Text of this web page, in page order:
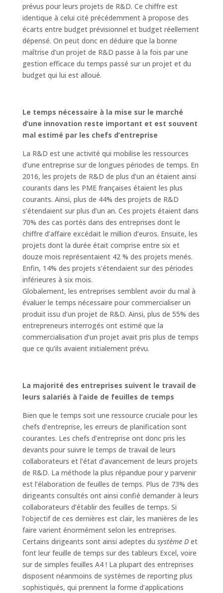
prévus pour leurs projets de R&D. Ce chiffre est
identique à celui cité précédemment à propose des
écarts entre budget prévisionnel et budget réellement
dépensé. On peut donc en déduire que la bonne
maîtrise d’un projet de R&D passe à la fois par une
gestion efficace du temps passé sur un projet et du
budget qui lui est alloué.
Le temps nécessaire à la mise sur le marché
d’une innovation reste important et est souvent
mal estimé par les chefs d’entreprise
La R&D est une activité qui mobilise les ressources
d’une entreprise sur de longues périodes de temps. En
2016, les projets de R&D de plus d’un an étaient ainsi
courants dans les PME françaises étaient les plus
courants. Ainsi, plus de 44% des projets de R&D
s’étendaient sur plus d’un an. Ces projets étaient dans
70% des cas portés dans des entreprises dont le
chiffre d’affaire excédait le million d’euros. Ensuite, les
projets dont la durée était comprise entre six et
douze mois représentaient 42 % des projets menés.
Enfin, 14% des projets s’étendaient sur des périodes
inférieures à six mois.
Globalement, les entreprises semblent avoir du mal à
évaluer le temps nécessaire pour commercialiser un
produit issu d’un projet de R&D. Ainsi, plus de 55% des
entrepreneurs interrogés ont estimé que la
commercialisation d’un projet avait pris plus de temps
que ce qu’ils avaient initialement prévu.
La majorité des entreprises suivent le travail de
leurs salariés à l’aide de feuilles de temps
Bien que le temps soit une ressource cruciale pour les
chefs d’entreprise, les erreurs de planification sont
courantes. Les chefs d’entreprise ont donc pris les
devants pour suivre le temps de travail de leurs
collaborateurs et l’état d’avancement de leurs projets
de R&D. La méthode la plus répandue pour y parvenir
est l’élaboration de feuilles de temps. Plus de 73% des
dirigeants consultés ont ainsi confié demander à leurs
collaborateurs d’établir des feuilles de temps. Si
l’objectif de ces dernières est clair, les manières de les
faire varient énormément selon les entreprises.
Certains dirigeants sont ainsi adeptes du système Det
font leur feuille de temps sur des tableurs Excel, voire
sur de simples feuilles A4 ! La plupart des entreprises
disposent néanmoins de systèmes de reporting plus
sophistiqués, qui prennent la forme d’applications